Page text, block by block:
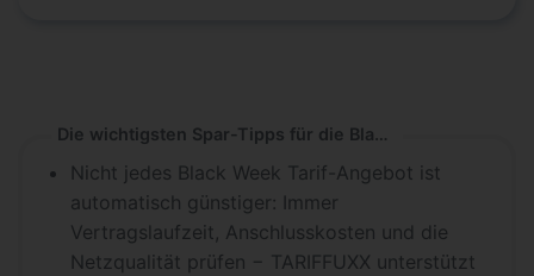
Die wichtigsten Spar-Tipps für die Black Week
Nicht jedes Black Week Tarif-Angebot ist
automatisch günstiger: Immer
Vertragslaufzeit, Anschlusskosten und die
Netzqualität prüfen − TARIFFUXX unterstützt